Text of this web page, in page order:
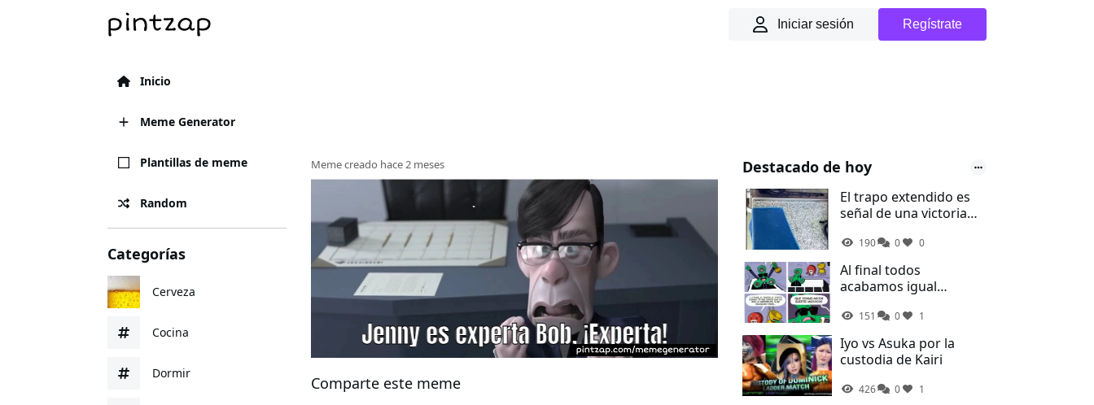
Iniciar sesión Regístrate
Inicio
Meme Generator
Plantillas de meme
Random
Categorías
Cerveza
Cocina
Dormir
Meme creado hace 2 meses
Comparte este meme
Destacado de hoy
El trapo extendido es
señal de una victoria
desorden de la cocina
190 0 0
Al final todos
acabamos igual
151 0 1
Iyo vs Asuka por la
custodia de Kairi
426 0 1